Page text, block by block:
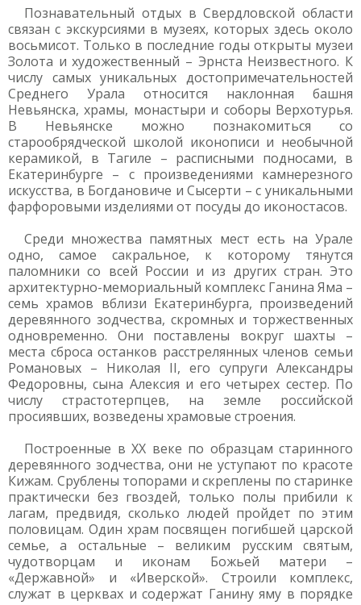
Познавательный отдых в Свердловской области
связан с экскурсиями в музеях, которых здесь около
восьмисот. Только в последние годы открыты музеи
Золота и художественный – Эрнста Неизвестного. К
числу самых уникальных достопримечательностей
Среднего Урала относится наклонная башня
Невьянска, храмы, монастыри и соборы Верхотурья.
В Невьянске можно познакомиться со
старообрядческой школой иконописи и необычной
керамикой, в Тагиле – расписными подносами, в
Екатеринбурге – с произведениями камнерезного
искусства, в Богдановиче и Сысерти – с уникальными
фарфоровыми изделиями от посуды до иконостасов.
Среди множества памятных мест есть на Урале
одно, самое сакральное, к которому тянутся
паломники со всей России и из других стран. Это
архитектурно-мемориальный комплекс Ганина Яма –
семь храмов вблизи Екатеринбурга, произведений
деревянного зодчества, скромных и торжественных
одновременно. Они поставлены вокруг шахты –
места сброса останков расстрелянных членов семьи
Романовых – Николая II, его супруги Александры
Федоровны, сына Алексия и его четырех сестер. По
числу страстотерпцев, на земле российской
просиявших, возведены храмовые строения.
Построенные в XX веке по образцам старинного
деревянного зодчества, они не уступают по красоте
Кижам. Срублены топорами и скреплены по старинке
практически без гвоздей, только полы прибили к
лагам, предвидя, сколько людей пройдет по этим
половицам. Один храм посвящен погибшей царской
семье, а остальные – великим русским святым,
чудотворцам и иконам Божьей матери –
«Державной» и «Иверской». Строили комплекс,
служат в церквах и содержат Ганину яму в порядке